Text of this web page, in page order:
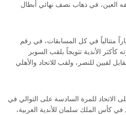
العين، في ذهاب نصف نهائي أبطال
رصيده إلى 34 انتصاراً متتالياً في كل المسابقات، في رقم
الأندية تتويجاً بلقب السوبر
لقبين للنصر، ولقب للاتحاد والأهلي
الاتحاد للمرة السادسة على التوالي في
في كأس الملك سلمان للأندية العربية،